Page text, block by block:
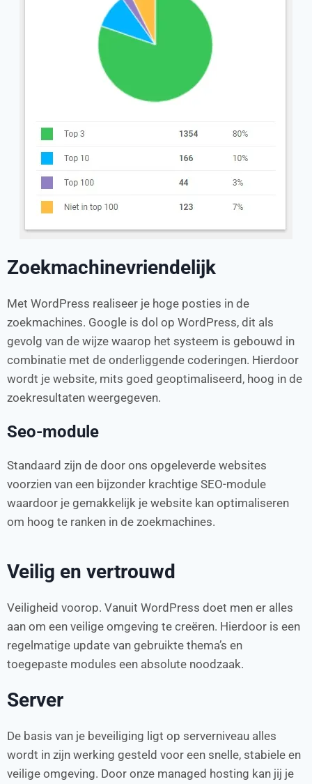
Zoekmachinevriendelijk
Met WordPress realiseer je hoge posties in de
zoekmachines. Google is dol op WordPress, dit als
gevolg van de wijze waarop het systeem is gebouwd in
combinatie met de onderliggende coderingen. Hierdoor
wordt je website, mits goed geoptimaliseerd, hoog in de
zoekresultaten weergegeven.
Seo-module
Standaard zijn de door ons opgeleverde websites
voorzien van een bijzonder krachtige SEO-module
waardoor je gemakkelijk je website kan optimaliseren
om hoog te ranken in de zoekmachines.
Veilig en vertrouwd
Veiligheid voorop. Vanuit WordPress doet men er alles
aan om een veilige omgeving te creëren. Hierdoor is een
regelmatige update van gebruikte thema’s en
toegepaste modules een absolute noodzaak.
Server
De basis van je beveiliging ligt op serverniveau alles
wordt in zijn werking gesteld voor een snelle, stabiele en
veilige omgeving. Door onze managed hosting kan jij je